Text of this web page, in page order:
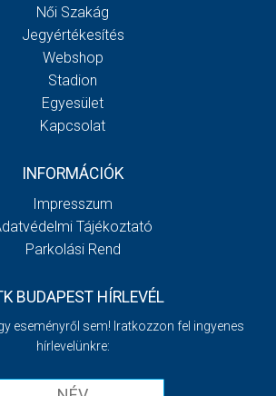
Női Szakág
Jegyértékesítés
Webshop
Stadion
Egyesület
Kapcsolat
INFORMÁCIÓK
Impresszum
Tájékoztató
Parkolási Rend
BUDAPEST HÍRLEVÉL
eseményről sem! Iratkozzon fel ingyenes
hírlevelünkre: